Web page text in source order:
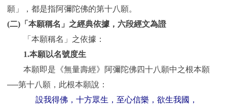
願」，都是指阿彌陀佛的第十八願。
(二)「本願稱名」之經典依據，六段經文為證
「本願稱名」之依據：
1.本願以名號度生
本願即是《無量壽經》阿彌陀佛四十八願中之根本願
──第十八願，此根本願說：
設我得佛，十方眾生，至心信樂，欲生我國，